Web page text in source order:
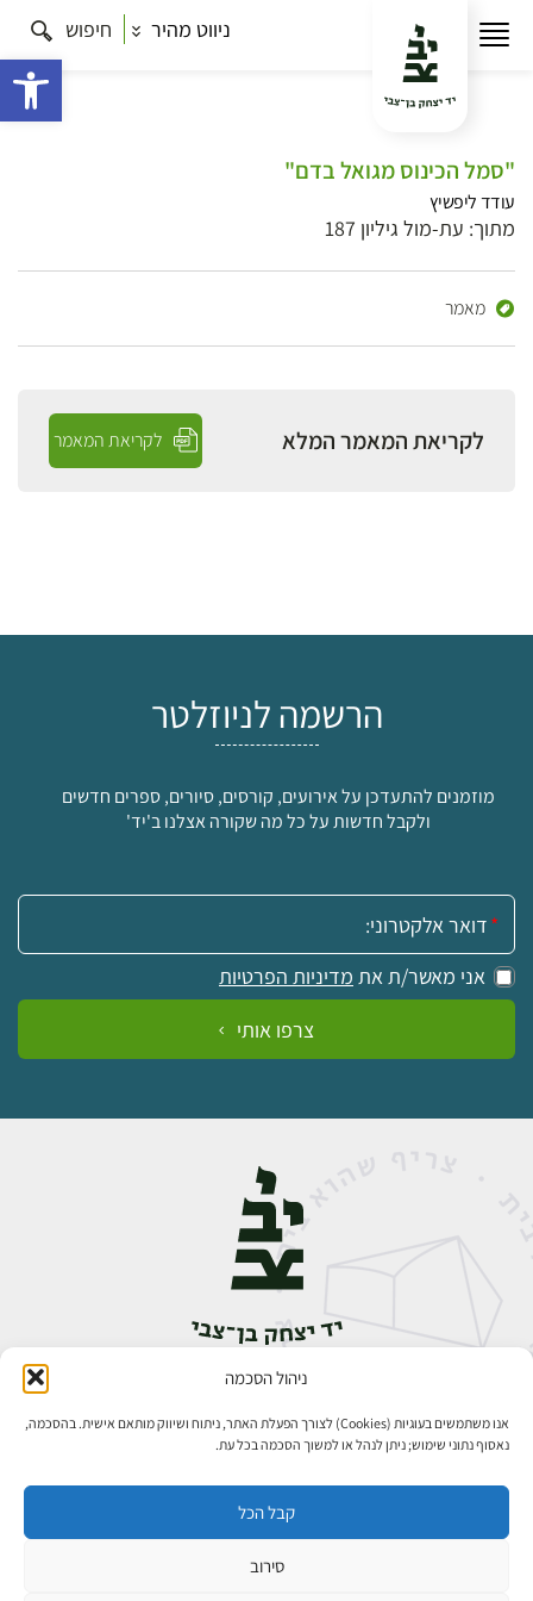
ניהול הסכמה
אנו משתמשים בעוגיות (Cookies) לצורך הפעלת האתר, ניתוח ושיווק מותאם אישית. בהסכמה,
נאסוף נתוני שימוש; ניתן לנהל או למשוך הסכמה בכל עת.
קבל הכל
סירוב
ניווט מהיר חיפוש
"סמל הכינוס מגואל בדם"
עודד ליפשיץ
מתוך: עת-מול גיליון 187
מאמר
לקריאת המאמר המלא לקריאת המאמר
הרשמה לניוזלטר
מוזמנים להתעדכן על אירועים, קורסים, סיורים, ספרים חדשים
ולקבל חדשות על כל מה שקורה אצלנו ב'יד'
אימייל:
אני מאשר/ת את מדיניות הפרטיות
צרפו אותי
אבן גבירול 14, רחביה, ירושלים